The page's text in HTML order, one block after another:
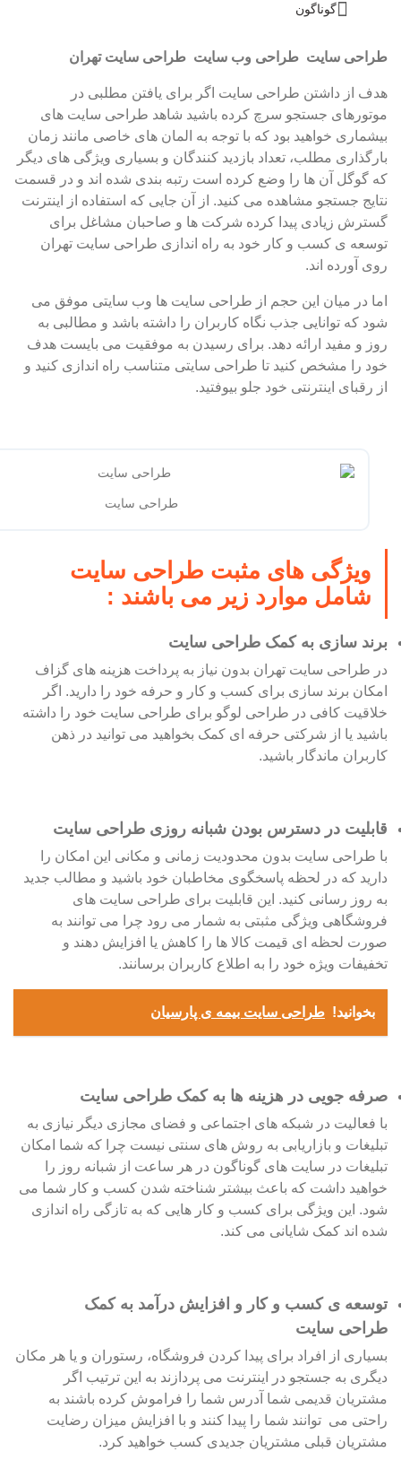
گوناگون
طراحی سایت طراحی وب سایت طراحی سایت تهران
هدف از داشتن طراحی سایت اگر برای یافتن مطلبی در
موتورهای جستجو سرچ کرده باشید شاهد طراحی سایت های
بیشماری خواهید بود که با توجه به المان های خاصی مانند زمان
بارگذاری مطلب، تعداد بازدید کنندگان و بسیاری ویژگی های دیگر
که گوگل آن ها را وضع کرده است رتبه بندی شده اند و در قسمت
نتایج جستجو مشاهده می کنید. از آن جایی که استفاده از اینترنت
گسترش زیادی پیدا کرده شرکت ها و صاحبان مشاغل برای
توسعه ی کسب و کار خود به راه اندازی طراحی سایت تهران
روی آورده اند.
اما در میان این حجم از طراحی سایت ها وب سایتی موفق می
شود که توانایی جذب نگاه کاربران را داشته باشد و مطالبی به
روز و مفید ارائه دهد. برای رسیدن به موفقیت می بایست هدف
خود را مشخص کنید تا طراحی سایتی متناسب راه اندازی کنید و
از رقبای اینترنتی خود جلو بیوفتید.
طراحی سایت
ویژگی های مثبت طراحی سایت
شامل موارد زیر می باشند :
برند سازی به کمک طراحی سایت
در طراحی سایت تهران بدون نیاز به پرداخت هزینه های گزاف
امکان برند سازی برای کسب و کار و حرفه خود را دارید. اگر
خلاقیت کافی در طراحی لوگو برای طراحی سایت خود را داشته
باشید یا از شرکتی حرفه ای کمک بخواهید می توانید در ذهن
کاربران ماندگار باشید.
قابلیت در دسترس بودن شبانه روزی طراحی سایت
با طراحی سایت بدون محدودیت زمانی و مکانی این امکان را
دارید که در لحظه پاسخگوی مخاطبان خود باشید و مطالب جدید
به روز رسانی کنید. این قابلیت برای طراحی سایت های
فروشگاهی ویژگی مثبتی به شمار می رود چرا می توانند به
صورت لحظه ای قیمت کالا ها را کاهش یا افزایش دهند و
تخفیفات ویژه خود را به اطلاع کاربران برسانند.
بخوانید! طراحی سایت بیمه ی پارسیان
صرفه جویی در هزینه ها به کمک طراحی سایت
با فعالیت در شبکه های اجتماعی و فضای مجازی دیگر نیازی به
تبلیغات و بازاریابی به روش های سنتی نیست چرا که شما امکان
تبلیغات در سایت های گوناگون در هر ساعت از شبانه روز را
خواهید داشت که باعث بیشتر شناخته شدن کسب و کار شما می
شود. این ویژگی برای کسب و کار هایی که به تازگی راه اندازی
شده اند کمک شایانی می کند.
توسعه ی کسب و کار و افزایش درآمد به کمک
طراحی سایت
بسیاری از افراد برای پیدا کردن فروشگاه، رستوران و یا هر مکان
دیگری به جستجو در اینترنت می پردازند به این ترتیب اگر
مشتریان قدیمی شما آدرس شما را فراموش کرده باشند به
راحتی می توانند شما را پیدا کنند و با افزایش میزان رضایت
مشتریان قبلی مشتریان جدیدی کسب خواهید کرد.